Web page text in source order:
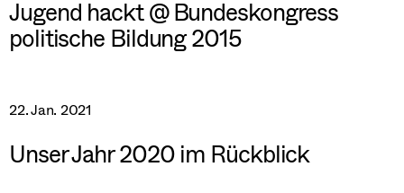
Jugend hackt @ Bundeskongress
politische Bildung 2015
22. Jan. 2021
Unser Jahr 2020 im Rückblick